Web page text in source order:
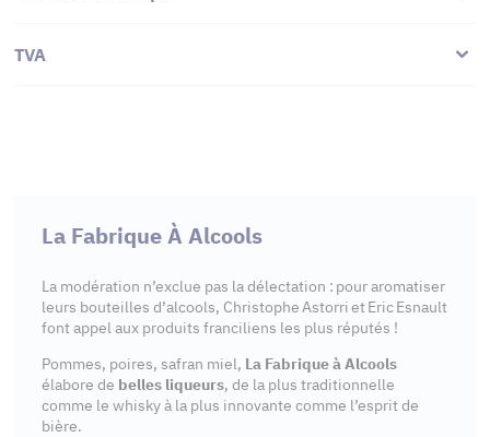
TVA
La Fabrique À Alcools
La modération n’exclue pas la délectation : pour aromatiser
leurs bouteilles d’alcools, Christophe Astorri et Eric Esnault
font appel aux produits franciliens les plus réputés !
Pommes, poires, safran miel, La Fabrique à Alcools
élabore de belles liqueurs, de la plus traditionnelle
comme le whisky à la plus innovante comme l’esprit de
bière.